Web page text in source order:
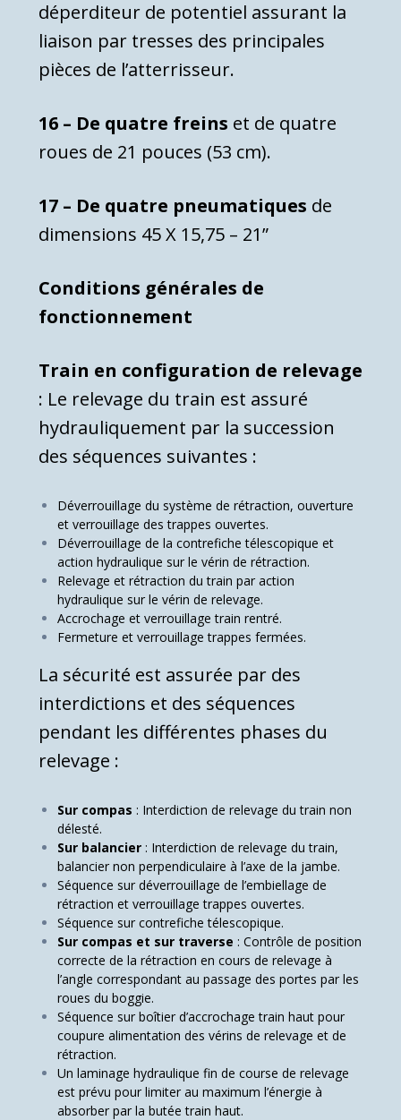
déperditeur de potentiel assurant la
liaison par tresses des principales
pièces de l’atterrisseur.
16 – De quatre freins et de quatre
roues de 21 pouces (53 cm).
17 – De quatre pneumatiques de
dimensions 45 X 15,75 – 21”
Conditions générales de
fonctionnement
Train en configuration de relevage
: Le relevage du train est assuré
hydrauliquement par la succession
des séquences suivantes :
Déverrouillage du système de rétraction, ouverture
et verrouil­lage des trappes ouvertes.
Déverrouillage de la contrefiche télescopique et
action hy­draulique sur le vérin de rétraction.
Relevage et rétraction du train par action
hydraulique sur le vérin de relevage.
Accrochage et verrouillage train rentré.
Fermeture et verrouillage trappes fermées.
La sécurité est assurée par des
interdictions et des séquen­ces
pendant les différentes phases du
relevage :
Sur compas : Interdiction de relevage du train non
délesté.
Sur balancier : Interdiction de relevage du train,
balancier non perpendiculaire à l’axe de la jambe.
Séquence sur déverrouillage de l’embiellage de
rétraction et verrouillage trappes ouvertes.
Séquence sur contrefiche télescopique.
Sur compas et sur traverse : Contrôle de position
correcte de la rétraction en cours de relevage à
l’angle correspon­dant au passage des portes par les
roues du boggie.
Séquence sur boîtier d’accrochage train haut pour
coupure alimentation des vérins de relevage et de
rétraction.
Un laminage hydraulique fin de course de relevage
est prévu pour limiter au maximum l’énergie à
absorber par la butée train haut.